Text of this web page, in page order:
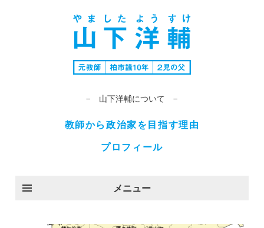
− 山下洋輔について −
教師から政治家を目指す理由
プロフィール
メニュー